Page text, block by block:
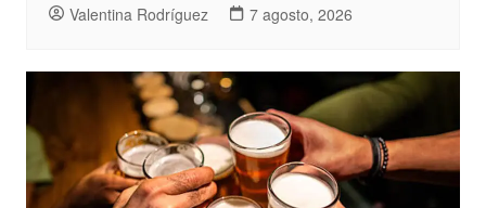
Valentina Rodríguez 7 agosto, 2026